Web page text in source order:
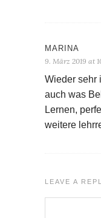
MARINA
9. März 2019 at
Wieder sehr
auch was
Lernen,
weitere
LEAVE A